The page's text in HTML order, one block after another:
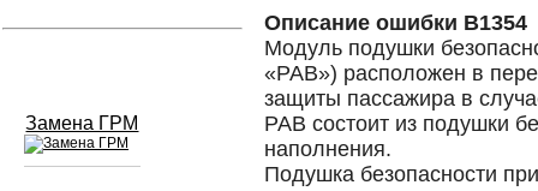
Замена ГРМ
Описание ошибки B1354
Модуль подушки
«PAB») расположен в
защиты пассажира в
PAB состоит из подушки
наполнения.
Подушка безопасности